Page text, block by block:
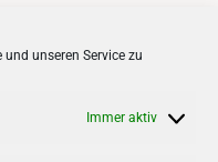
unseren Service zu
Immer aktiv